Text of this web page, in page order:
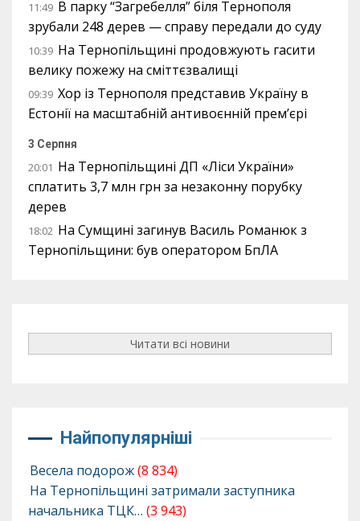
11:49 В парку “Загребелля” біля Тернополя
зрубали 248 дерев — справу передали до суду
10:39 На Тернопільщині продовжують гасити
велику пожежу на сміттєзвалищі
09:39 Хор із Тернополя представив Україну в
Естонії на масштабній антивоєнній прем’єрі
3 Серпня
20:01 На Тернопільщині ДП «Ліси України»
сплатить 3,7 млн грн за незаконну порубку
дерев
18:02 На Сумщині загинув Василь Романюк з
Тернопільщини: був оператором БпЛА
Читати всі новини
Найпопулярніші
Весела подорож(8 834)
На Тернопільщині затримали заступника
начальника ТЦК… (3 943)